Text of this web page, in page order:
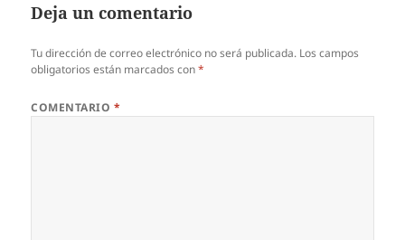
Deja un comentario
Tu dirección de correo electrónico no será publicada. Los campos
obligatorios están marcados con*
COMENTARIO *